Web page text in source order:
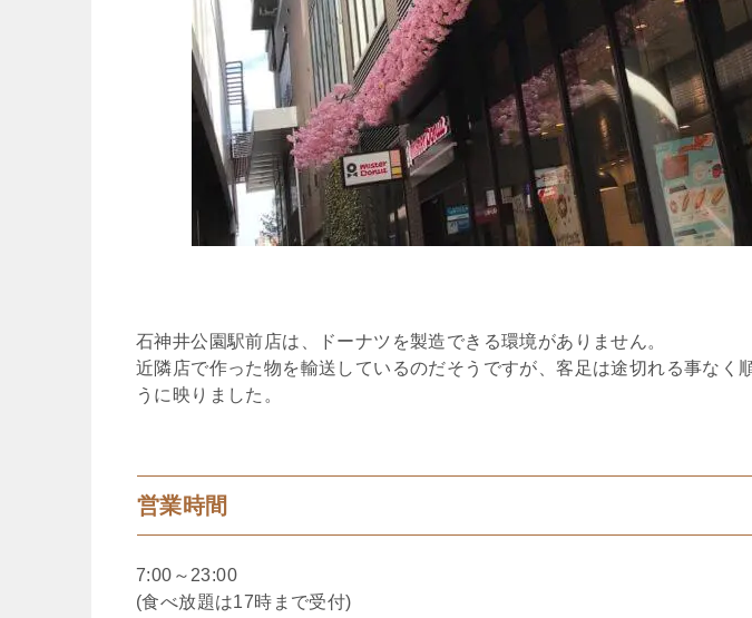
石神井公園駅前店は、ドーナツを製造できる環境がありません。
近隣店で作った物を輸送しているのだそうですが、客足は途切れる事なく
うに映りました。
営業時間
7:00～23:00
(食べ放題は17時まで受付)